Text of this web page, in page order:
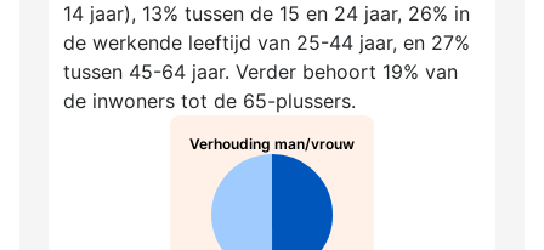
14 jaar), 13% tussen de 15 en 24 jaar, 26% in
de werkende leeftijd van 25-44 jaar, en 27%
tussen 45-64 jaar. Verder behoort 19% van
de inwoners tot de 65-plussers.
Verhouding man/vrouw